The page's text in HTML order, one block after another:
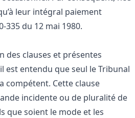
leur intégral paiement
du 12 mai 1980.
des clauses et présentes
est entendu que seul le Tribunal
compétent. Cette clause
incidente ou de pluralité de
que soient le mode et les